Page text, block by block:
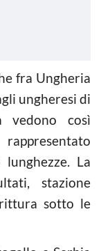
fra Ungheria
ungheresi di
vedono così
La
stazione
sotto le